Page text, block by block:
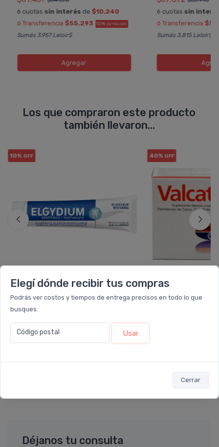
Elegí dónde recibir tus compras
Podrás ver costos y tiempos de entrega precisos en todo lo que
busques.
Código postal Usar
Cerrar
6 cuotas sin interés de $10.240
ó Transferencia $55.293 10% EXTRA OFF
Sumás 3.957 Leloir$
Agregar
6 cuotas sin
ó Transferencia
Sumás 3.815 Leloir$
Los que compraron este producto
también llevaron...
10% OFF
ELGYDIUM
Elgydium Blanqueador Pasta
$15.463 $17.181
6 cuotas sin interés
Sumás 2.119 Leloir$
40% OFF
Sumás 2.422 Leloir$
Ver
Déjanos tu consulta